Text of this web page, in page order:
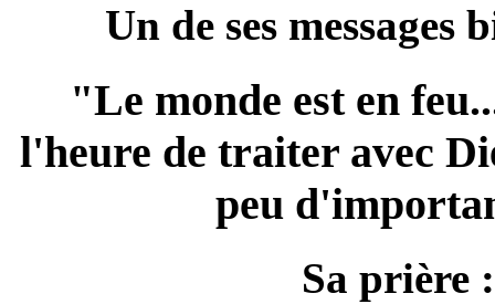
Un de ses messages
"Le monde est en
l'heure de traiter avec
peu
Sa prière :